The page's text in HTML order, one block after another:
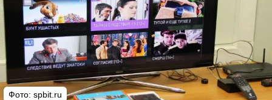
Фото: spbit.ru